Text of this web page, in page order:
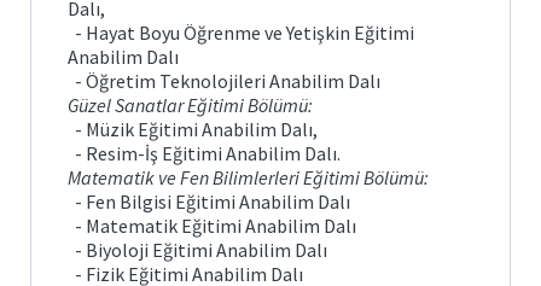
Dalı,
- Hayat Boyu Öğrenme ve Yetişkin Eğitimi
Anabilim Dalı
- Öğretim Teknolojileri Anabilim Dalı
Güzel Sanatlar Eğitimi Bölümü:
- Müzik Eğitimi Anabilim Dalı,
- Resim-İş Eğitimi Anabilim Dalı.
Matematik ve Fen Bilimlerleri Eğitimi Bölümü:
- Fen Bilgisi Eğitimi Anabilim Dalı
- Matematik Eğitimi Anabilim Dalı
- Biyoloji Eğitimi Anabilim Dalı
- Fizik Eğitimi Anabilim Dalı